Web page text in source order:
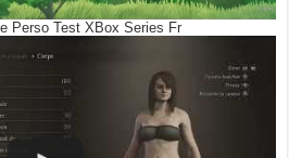
Perso Test XBox Series Fr